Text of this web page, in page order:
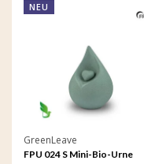
NEU
GreenLeave
FPU 024 S Mini-Bio-Urne